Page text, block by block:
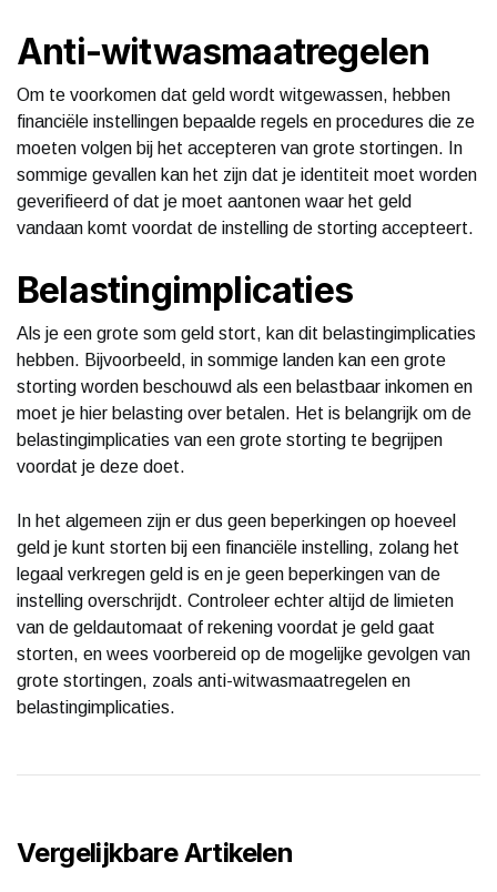
Anti-witwasmaatregelen
Om te voorkomen dat geld wordt witgewassen, hebben
financiële instellingen bepaalde regels en procedures die ze
moeten volgen bij het accepteren van grote stortingen. In
sommige gevallen kan het zijn dat je identiteit moet worden
geverifieerd of dat je moet aantonen waar het geld
vandaan komt voordat de instelling de storting accepteert.
Belastingimplicaties
Als je een grote som geld stort, kan dit belastingimplicaties
hebben. Bijvoorbeeld, in sommige landen kan een grote
storting worden beschouwd als een belastbaar inkomen en
moet je hier belasting over betalen. Het is belangrijk om de
belastingimplicaties van een grote storting te begrijpen
voordat je deze doet.
In het algemeen zijn er dus geen beperkingen op hoeveel
geld je kunt storten bij een financiële instelling, zolang het
legaal verkregen geld is en je geen beperkingen van de
instelling overschrijdt. Controleer echter altijd de limieten
van de geldautomaat of rekening voordat je geld gaat
storten, en wees voorbereid op de mogelijke gevolgen van
grote stortingen, zoals anti-witwasmaatregelen en
belastingimplicaties.
Vergelijkbare Artikelen